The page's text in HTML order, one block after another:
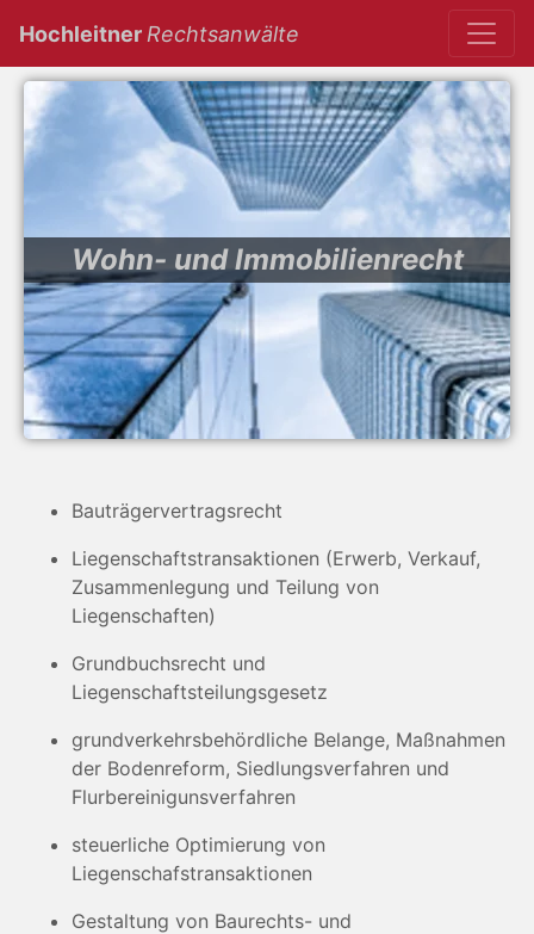
Hochleitner Rechtsanwälte
Wohn- und Immobilienrecht
Bauträgervertragsrecht
Liegenschaftstransaktionen (Erwerb, Verkauf,
Zusammenlegung und Teilung von
Liegenschaften)
Grundbuchsrecht und
Liegenschaftsteilungsgesetz
grundverkehrsbehördliche Belange, Maßnahmen
der Bodenreform, Siedlungsverfahren und
Flurbereinigunsverfahren
steuerliche Optimierung von
Liegenschafstransaktionen
Gestaltung von Baurechts- und